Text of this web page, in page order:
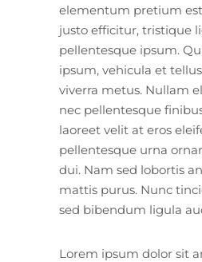
elementum pretium
justo efficitur, tristique
pellentesque ipsum.
ipsum, vehicula et
viverra metus. Nullam
nec pellentesque
laoreet velit at eros
pellentesque urna
dui. Nam sed lobortis
mattis purus. Nunc
sed bibendum ligula
Lorem ipsum dolor sit